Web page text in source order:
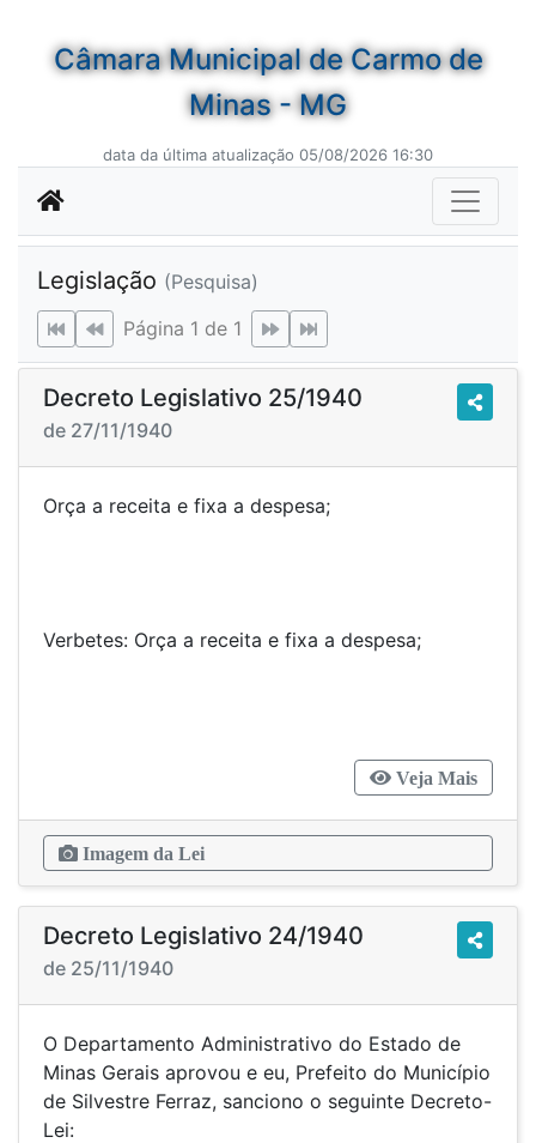
Câmara Municipal de Carmo de
Minas - MG
data da última atualização 05/08/2026 16:30
Legislação (Pesquisa)
Página 1 de 1
Decreto Legislativo 25/1940
de 27/11/1940
Orça a receita e fixa a despesa;
Verbetes: Orça a receita e fixa a despesa;
Veja Mais
Imagem da Lei
Decreto Legislativo 24/1940
de 25/11/1940
O Departamento Administrativo do Estado de
Minas Gerais aprovou e eu, Prefeito do Município
de Silvestre Ferraz, sanciono o seguinte Decreto-
Lei: